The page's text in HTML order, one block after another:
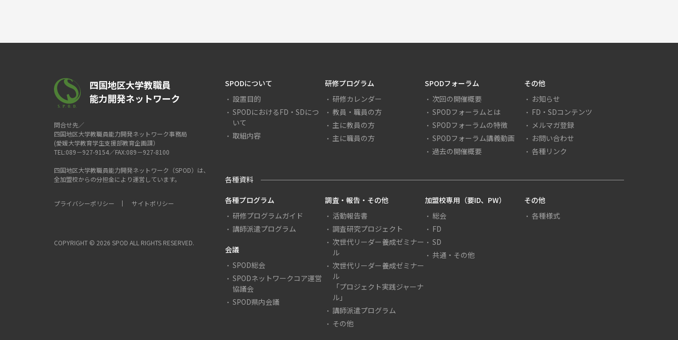
出典：「〇〇〇について」平成〇年度第〇回SPOD ネットワークコア会議資料
５．その他
この申合せに定めのない事項については、ネットワークコア運営協議会が別に定める。
附 則
１．この申合せは、平成２５年９月２５日から施行する。
２．「四国地区大学教職員能力開発ネットワークのホームページ掲載資料の利用に関するガイドライン」（平成２１年１０月２２日決定）を廃止する。
四国地区大学教職員
能力開発ネットワーク
問合せ先／
四国地区大学教職員能力開発ネットワーク事務局
(愛媛大学教育学生支援部教育企画課）
TEL:089－927-9154／FAX:089－927-8100
四国地区大学教職員能力開発ネットワーク（SPOD）は、
全加盟校からの分担金により運営しています。
プライバシーポリシー サイトポリシー
COPYRIGHT © 2026 SPOD ALL RIGHTS RESERVED.
SPODについて
設置目的
SPODにおけるFD・SDにつ
いて
取組内容
研修プログラム
研修カレンダー
教員・職員の方
主に教員の方
主に職員の方
SPODフォーラム
次回の開催概要
SPODフォーラムとは
SPODフォーラムの特徴
SPODフォーラム講義動画
過去の開催概要
その他
お知らせ
FD・SDコンテンツ
メルマガ登録
お問い合わせ
各種リンク
各種資料
各種プログラム
研修プログラムガイド
講師派遣プログラム
会議
SPOD総会
SPODネットワークコア運営
協議会
SPOD県内会議
調査・報告・その他
活動報告書
調査研究プロジェクト
次世代リーダー養成ゼミナー
ル
次世代リーダー養成ゼミナー
ル
「プロジェクト実践ジャーナ
ル」
講師派遣プログラム
その他
加盟校専用（要ID、PW）
総会
FD
SD
共通・その他
その他
各種様式